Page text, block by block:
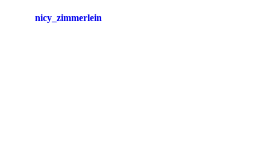
nicy_zimmerlein